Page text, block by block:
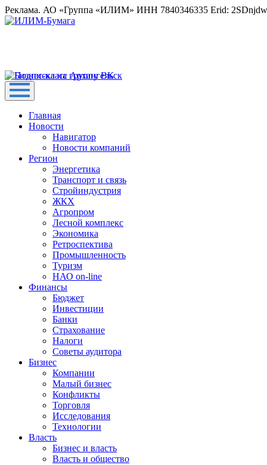
Реклама. АО «Группа «ИЛИМ» ИНН 7840346335 Erid:
Главная
Новости
Навигатор
Новости компаний
Регион
Энергетика
Транспорт и связь
Стройиндустрия
ЖКХ
Агропром
Лесной комплекс
Экономика
Ретроспектива
Промышленность
Туризм
НАО on-line
Финансы
Бюджет
Инвестиции
Банки
Страхование
Налоги
Советы аудитора
Бизнес
Компании
Малый бизнес
Конфликты
Торговля
Исследования
Технологии
Власть
Бизнес и власть
Власть и общество